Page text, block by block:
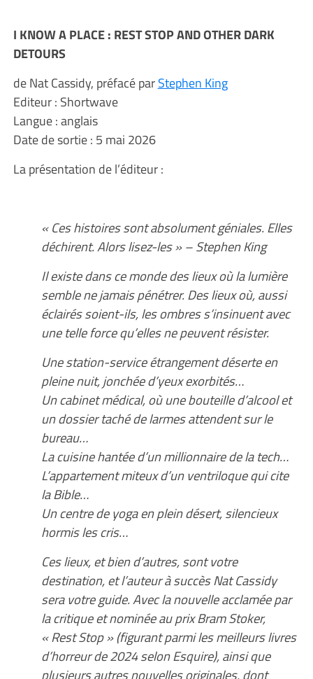
I KNOW A PLACE : REST STOP AND OTHER DARK
DETOURS
de Nat Cassidy, préfacé parStephen King
Editeur : Shortwave
Langue : anglais
Date de sortie : 5 mai 2026
La présentation de l’éditeur :
« Ces histoires sont absolument géniales. Elles
déchirent. Alors lisez-les » – Stephen King
Il existe dans ce monde des lieux où la lumière
semble ne jamais pénétrer. Des lieux où, aussi
éclairés soient-ils, les ombres s’insinuent avec
une telle force qu’elles ne peuvent résister.
Une station-service étrangement déserte en
pleine nuit, jonchée d’yeux exorbités…
Un cabinet médical, où une bouteille d’alcool et
un dossier taché de larmes attendent sur le
bureau…
La cuisine hantée d’un millionnaire de la tech…
L’appartement miteux d’un ventriloque qui cite
la Bible…
Un centre de yoga en plein désert, silencieux
hormis les cris…
Ces lieux, et bien d’autres, sont votre
destination, et l’auteur à succès Nat Cassidy
sera votre guide. Avec la nouvelle acclamée par
la critique et nominée au prix Bram Stoker,
« Rest Stop » (figurant parmi les meilleurs livres
d’horreur de 2024 selon Esquire), ainsi que
plusieurs autres nouvelles originales, dont